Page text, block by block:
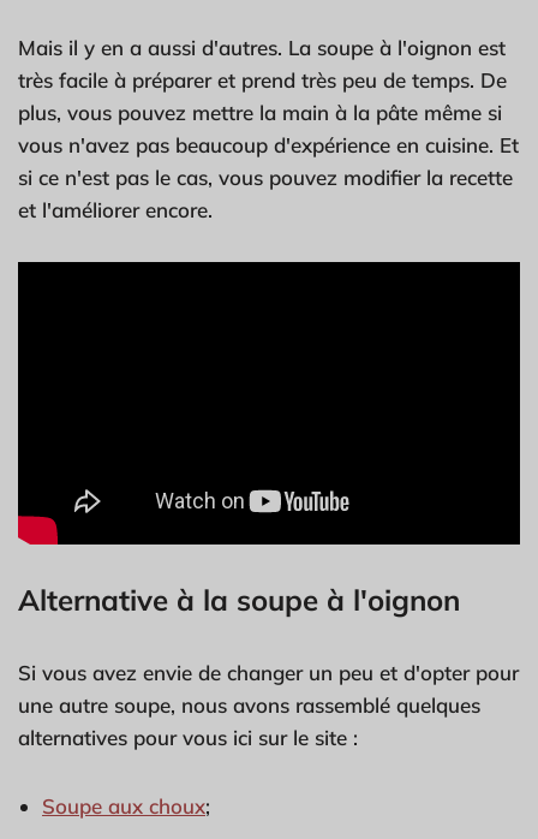
Mais il y en a aussi d'autres. La soupe à l'oignon est
très facile à préparer et prend très peu de temps. De
plus, vous pouvez mettre la main à la pâte même si
vous n'avez pas beaucoup d'expérience en cuisine. Et
si ce n'est pas le cas, vous pouvez modifier la recette
et l'améliorer encore.
Alternative à la soupe à l'oignon
Si vous avez envie de changer un peu et d'opter pour
une autre soupe, nous avons rassemblé quelques
alternatives pour vous ici sur le site :
Soupe aux choux;